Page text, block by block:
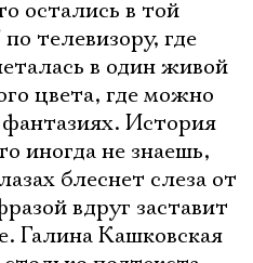
остались в той
телевизору, где
в один живой
цвета, где можно
фантазиях. История
иногда не знаешь,
блеснет слеза от
вдруг заставит
Галина Кашковская